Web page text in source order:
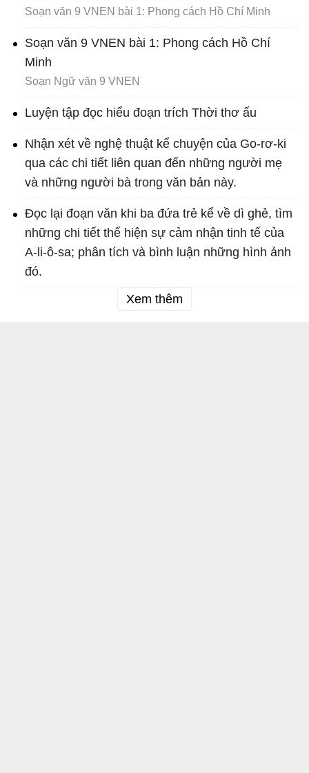
Soạn văn 9 VNEN bài 1: Phong cách Hồ Chí Minh
Soạn văn 9 VNEN bài 1: Phong cách Hồ Chí
Minh
Soạn Ngữ văn 9 VNEN
Luyện tập đọc hiểu đoạn trích Thời thơ ấu
Nhận xét về nghệ thuật kể chuyện của Go-rơ-ki
qua các chi tiết liên quan đến những người mẹ
và những người bà trong văn bản này.
Đọc lại đoạn văn khi ba đứa trẻ kể về dì ghẻ, tìm
những chi tiết thể hiện sự cảm nhận tinh tế của
A-li-ô-sa; phân tích và bình luận những hình ảnh
đó.
Xem thêm